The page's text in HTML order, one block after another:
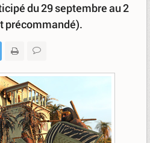
du 29 septembre au 2
précommandé).